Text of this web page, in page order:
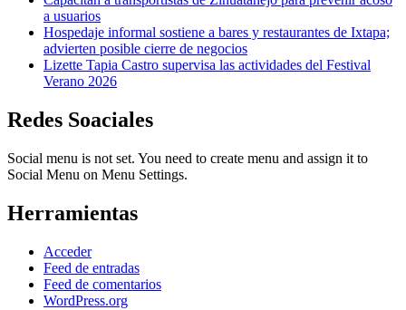
a usuarios
Hospedaje informal sostiene a bares y restaurantes de Ixtapa;
advierten posible cierre de negocios
Lizette Tapia Castro supervisa las actividades del Festival
Verano 2026
Redes Soaciales
Social menu is not set. You need to create menu and assign it to
Social Menu on Menu Settings.
Herramientas
Acceder
Feed de entradas
Feed de comentarios
WordPress.org